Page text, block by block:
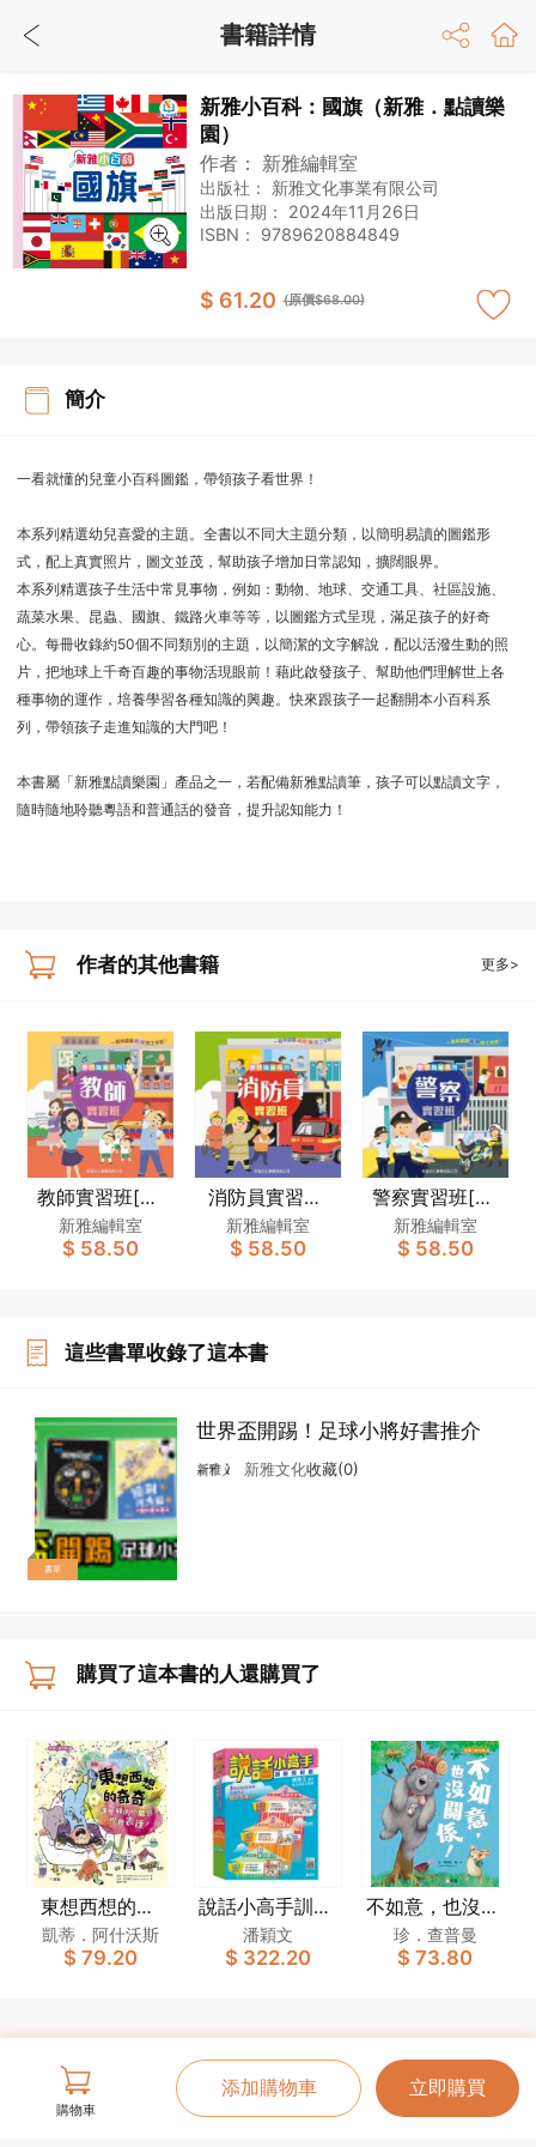
購物車
添加購物車 立即購買
新雅小百科：國旗（新雅．點讀樂
園）
作者： 新雅編輯室
出版社： 新雅文化事業有限公司
出版日期： 2024年11月26日
ISBN： 9789620884849
$ 61.20 (原價$68.00)
簡介
一看就懂的兒童小百科圖鑑，帶領孩子看世界！
本系列精選幼兒喜愛的主題。全書以不同大主題分類，以簡明易讀的圖鑑形
式，配上真實照片，圖文並茂，幫助孩子增加日常認知，擴闊眼界。
本系列精選孩子生活中常見事物，例如：動物、地球、交通工具、社區設施、
蔬菜水果、昆蟲、國旗、鐵路火車等等，以圖鑑方式呈現，滿足孩子的好奇
心。每冊收錄約50個不同類別的主題，以簡潔的文字解說，配以活潑生動的照
片，把地球上千奇百趣的事物活現眼前！藉此啟發孩子、幫助他們理解世上各
種事物的運作，培養學習各種知識的興趣。快來跟孩子一起翻開本小百科系
列，帶領孩子走進知識的大門吧！
本書屬「新雅點讀樂園」產品之一，若配備新雅點讀筆，孩子可以點讀文字，
隨時隨地聆聽粵語和普通話的發音，提升認知能力！
作者的其他書籍 更多>
教師實習班[夢
想職業系列]
新雅編輯室
$ 58.50
消防員實習班
[夢想職業系列]
新雅編輯室
$ 58.50
警察實習班[夢
想職業系列]
新雅編輯室
$ 58.50
這些書單收錄了這本書
書單
世界盃開踢！足球小將好書推介
新雅文化收藏(0)
購買了這本書的人還購買了
東想西想的奇
奇：讓忙碌的小
腦袋學會表達！
凱蒂．阿什沃斯
$ 79.20
說話小高手訓練
教材套
潘穎文
$ 322.20
不如意，也沒關
係！[新雅．繪
本館]
珍．查普曼
$ 73.80
書籍詳情